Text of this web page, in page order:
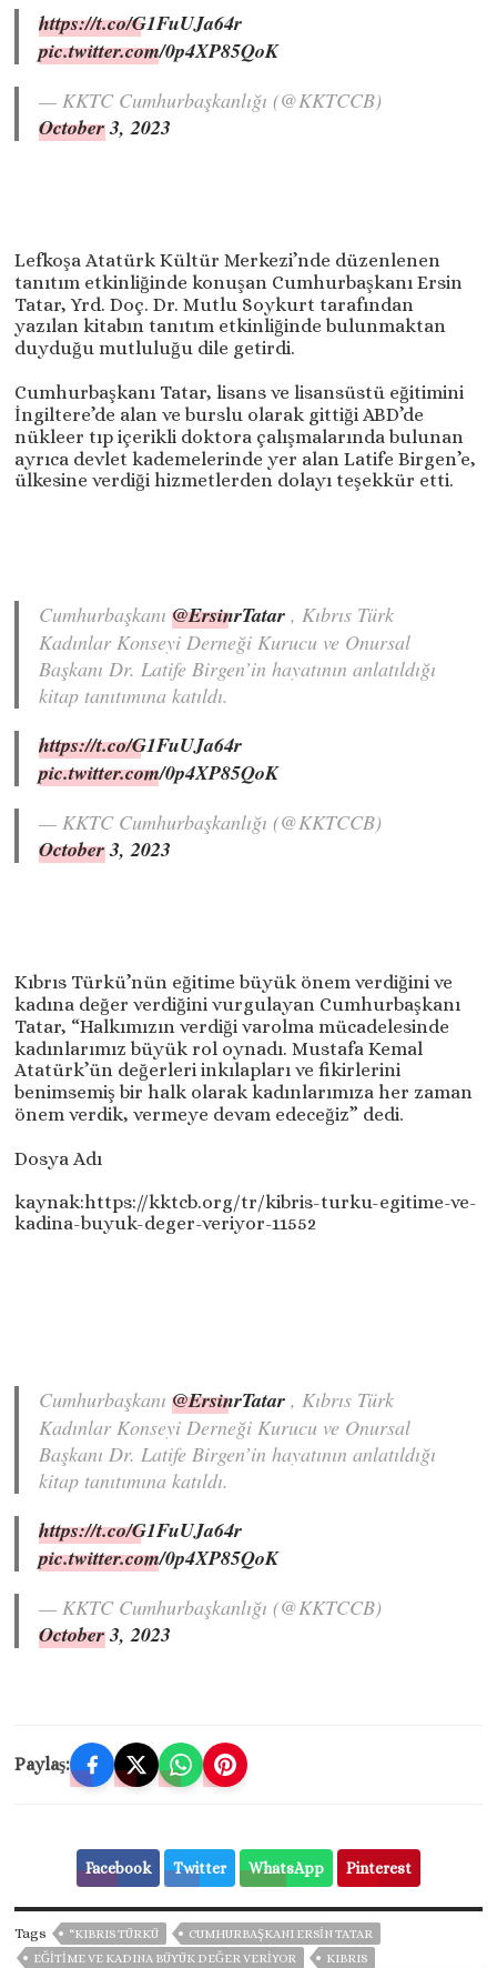
https://t.co/G1FuUJa64r
pic.twitter.com/0p4XP85QoK
— KKTC Cumhurbaşkanlığı (@KKTCCB)
October 3, 2023
Lefkoşa Atatürk Kültür Merkezi’nde düzenlenen
tanıtım etkinliğinde konuşan Cumhurbaşkanı Ersin
Tatar, Yrd. Doç. Dr. Mutlu Soykurt tarafından
yazılan kitabın tanıtım etkinliğinde bulunmaktan
duyduğu mutluluğu dile getirdi.
Cumhurbaşkanı Tatar, lisans ve lisansüstü eğitimini
İngiltere’de alan ve burslu olarak gittiği ABD’de
nükleer tıp içerikli doktora çalışmalarında bulunan
ayrıca devlet kademelerinde yer alan Latife Birgen’e,
ülkesine verdiği hizmetlerden dolayı teşekkür etti.
Cumhurbaşkanı@ErsinrTatar , Kıbrıs Türk
Kadınlar Konseyi Derneği Kurucu ve Onursal
Başkanı Dr. Latife Birgen’in hayatının anlatıldığı
kitap tanıtımına katıldı.
https://t.co/G1FuUJa64r
pic.twitter.com/0p4XP85QoK
— KKTC Cumhurbaşkanlığı (@KKTCCB)
October 3, 2023
Kıbrıs Türkü’nün eğitime büyük önem verdiğini ve
kadına değer verdiğini vurgulayan Cumhurbaşkanı
Tatar, “Halkımızın verdiği varolma mücadelesinde
kadınlarımız büyük rol oynadı. Mustafa Kemal
Atatürk’ün değerleri inkılapları ve fikirlerini
benimsemiş bir halk olarak kadınlarımıza her zaman
önem verdik, vermeye devam edeceğiz” dedi.
Dosya Adı
kaynak:https://kktcb.org/tr/kibris-turku-egitime-ve-
kadina-buyuk-deger-veriyor-11552
Cumhurbaşkanı@ErsinrTatar , Kıbrıs Türk
Kadınlar Konseyi Derneği Kurucu ve Onursal
Başkanı Dr. Latife Birgen’in hayatının anlatıldığı
kitap tanıtımına katıldı.
https://t.co/G1FuUJa64r
pic.twitter.com/0p4XP85QoK
— KKTC Cumhurbaşkanlığı (@KKTCCB)
October 3, 2023
Paylaş:
Facebook Twitter WhatsApp Pinterest
Tags “KIBRIS TÜRKÜ
CUMHURBAŞKANI ERSIN TATAR
EĞITIME VE KADINA BÜYÜK DEĞER VERIYOR
KIBRIS